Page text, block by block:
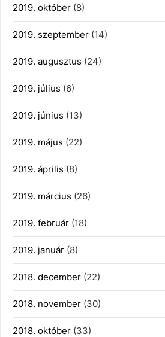
2019. október (8)
2019. szeptember (14)
2019. augusztus (24)
2019. július (6)
2019. június (13)
2019. május (22)
2019. április (8)
2019. március (26)
2019. február (18)
2019. január (8)
2018. december (22)
2018. november (30)
2018. október (33)